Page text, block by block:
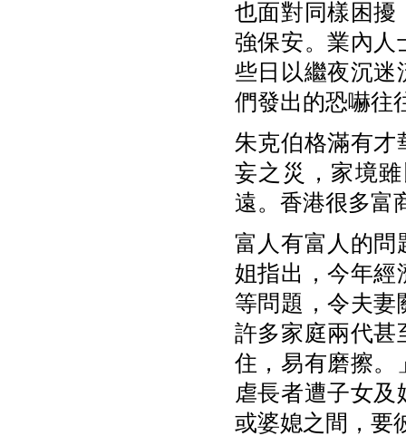
也面對同樣困擾
強保安。業內人
些日以繼夜沉迷
們發出的恐嚇往
朱克伯格滿有才
妄之災，家境
遠。香港很多富
富人有富人的問
姐指出，今年經
等問題，令夫妻
許多家庭兩代甚
住，易有磨擦。
虐長者遭子女
或婆媳之間，要